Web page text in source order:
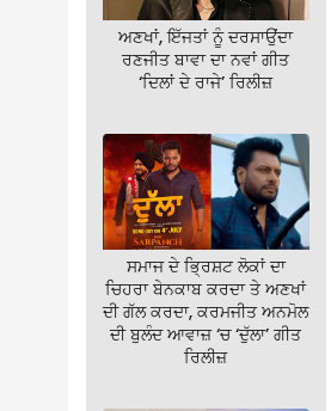
ਅਣਖਾਂ, ਇੱਜਤਾਂ ਨੂੰ ਦਰਸਾਉਂਦਾ
ਰਣਜੀਤ ਬਾਵਾ ਦਾ ਨਵਾਂ ਗੀਤ
‘ਦਿਲਾਂ ਦੇ ਰਾਜੇ’ ਰਿਲੀਜ਼
ਸਮਾਜ ਦੇ ਭ੍ਰਿਸ਼ਟ ਲੋਕਾਂ ਦਾ
ਚਿਹਰਾ ਬੇਨਕਾਬ ਕਰਦਾ ਤੇ ਅਣਖਾਂ
ਦੀ ਗੱਲ ਕਰਦਾ, ਕਰਮਜੀਤ ਅਨਮੋਲ
ਦੀ ਬੁਲੰਦ ਆਵਾਜ਼ ‘ਚ ‘ਦੁੱਲਾ’ ਗੀਤ
ਰਿਲੀਜ਼